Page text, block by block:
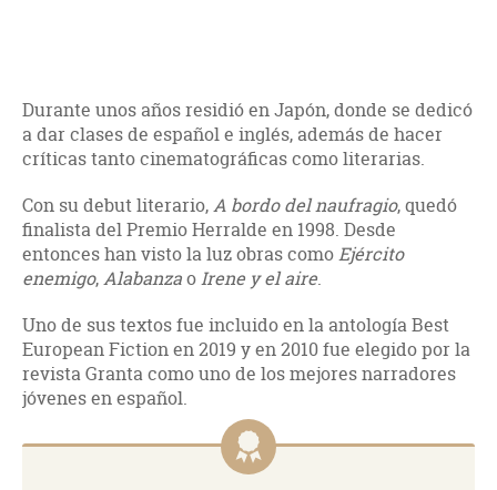
Durante unos años residió en Japón, donde se dedicó
a dar clases de español e inglés, además de hacer
críticas tanto cinematográficas como literarias.
Con su debut literario,A bordo del naufragio, quedó
finalista del Premio Herralde en 1998. Desde
entonces han visto la luz obras comoEjército
enemigo,AlabanzaoIrene y el aire.
Uno de sus textos fue incluido en la antología Best
European Fiction en 2019 y en 2010 fue elegido por la
revista Granta como uno de los mejores narradores
jóvenes en español.